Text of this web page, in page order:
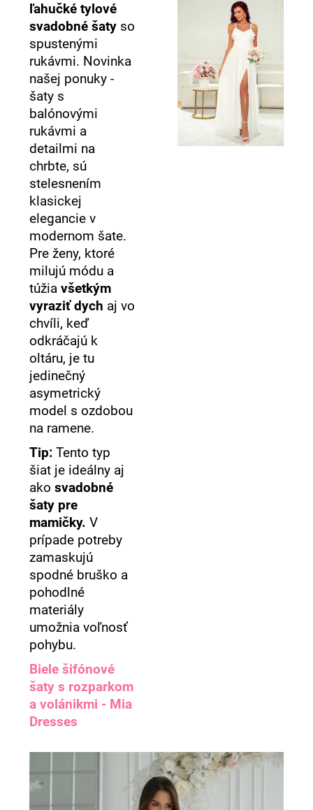
ľahučké tylové
svadobné šaty so
spustenými
rukávmi. Novinka
našej ponuky -
šaty s
balónovými
rukávmi a
detailmi na
chrbte, sú
stelesnením
klasickej
elegancie v
modernom šate.
Pre ženy, ktoré
milujú módu a
túžiavšetkým
vyraziť dych aj vo
chvíli, keď
odkráčajú k
oltáru, je tu
jedinečný
asymetrický
model s ozdobou
na ramene.
Tip: Tento typ
šiat je ideálny aj
ako svadobné
šaty pre
mamičky. V
prípade potreby
zamaskujú
spodné bruško a
pohodlné
materiály
umožnia voľnosť
pohybu.
Biele šifónové
šaty s rozparkom
a volánikmi - Mia
Dresses